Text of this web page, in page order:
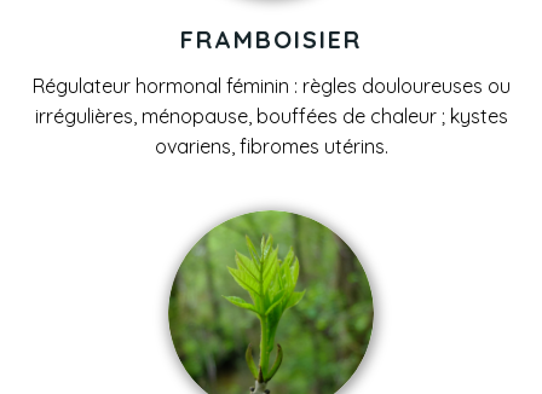
FRAMBOISIER
Régulateur hormonal féminin : règles douloureuses ou
irrégulières, ménopause, bouffées de chaleur ; kystes
ovariens, fibromes utérins.